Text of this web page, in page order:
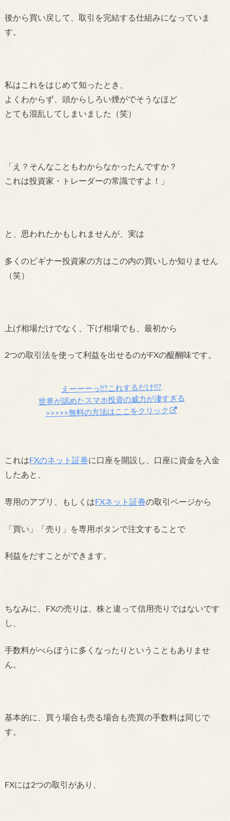
後から買い戻して、取引を完結する仕組みになっていま
す。
私はこれをはじめて知ったとき、
よくわからず、頭からしろい煙がでそうなほど
とても混乱してしまいました（笑）
「え？そんなこともわからなかったんですか？
これは投資家・トレーダーの常識ですよ！」
と、思われたかもしれませんが、 実は
多くのビギナー投資家の方はこの内の買いしか知りません
（笑）
上げ相場だけでなく、下げ相場でも、最初から
2つの取引法を使って利益を出せるのがFXの醍醐味です。
えーーーっ!!?これするだけ!!?
世界が認めたスマホ投資の威力が凄すぎる
>>>>>無料の方法はここをクリック
これは FXのネット証券に口座を開設し、
口座に資金を入金
したあと、
専用のアプリ、もしくは FXネット証券の取引ページから
「買い」「売り」を専用ボタンで注文することで
利益をだすことができます。
ちなみに、FXの売りは、株と違って信用売りではないです
し、
手数料がべらぼうに多くなったりということもありませ
ん。
基本的に、買う場合も売る場合も売買の手数料は同じで
す。
FXには2つの取引があり、